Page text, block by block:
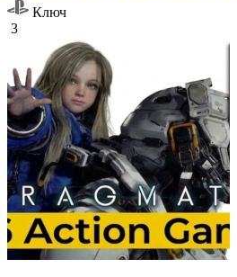
Ключ
3